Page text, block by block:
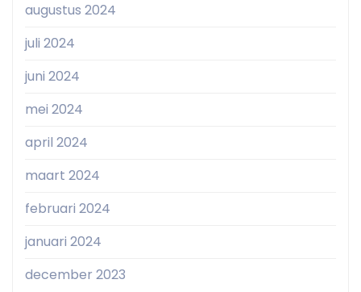
augustus 2024
juli 2024
juni 2024
mei 2024
april 2024
maart 2024
februari 2024
januari 2024
december 2023